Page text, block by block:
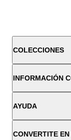
COLECCIONES
INFORMACIÓN
AYUDA
CONVERTITE